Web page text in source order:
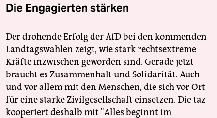
Die Engagierten stärken
Der drohende Erfolg der AfD bei den kommenden
Landtagswahlen zeigt, wie stark rechtsextreme
Kräfte inzwischen geworden sind. Gerade jetzt
braucht es Zusammenhalt und Solidarität. Auch
und vor allem mit den Menschen, die sich vor Ort
für eine starke Zivilgesellschaft einsetzen. Die taz
kooperiert deshalb mit "Alles beginnt im